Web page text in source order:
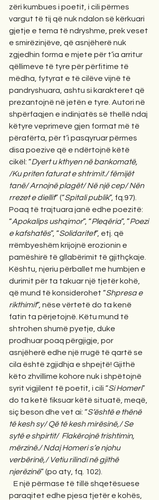
zëri kumbues i poetit, i cili përmes
vargut të tij që nuk ndalon së kërkuari
gjetje e tema të ndryshme, prek veset
e smirëzinjëve, që asnjëherë nuk
zgjedhin forma e mjete për t’ia arritur
qëllimeve të tyre për përfitime të
mëdha, fytyrat e të cilëve vijnë të
pandryshuara, ashtu si karakteret që
prezantojnë në jetën e tyre. Autori në
shpërfaqjen e indinjatës së thellë ndaj
këtyre veprimeve gjen format më të
përafërta, për t’i pasqyruar përmes
disa poezive që e ndërtojnë këtë
cikël: “Dyert u kthyen në bankomatë,
/Ku priten faturat e shtrimit./ fëmijët
tanë/ Arnojnë plagët/ Në një cep/ Nën
rrezet e diellit” (“Spitali publik”, fq.97).
Poaq të trajtuara janë edhe poezitë:
“Apokalips ushqimor”, “Pleqëria”, ”Poezi
e kafshatës”, “Solidaritet”, etj. që
rrëmbyeshëm krijojnë erozionin e
pamëshirë të gllabërimit të gjithçkaje.
Kështu, njeriu përballet me humbjen e
durimit për ta takuar një tjetër kohë,
që mund të konsiderohet “Shpresa e
rikthimit”, nëse vërtetë do ta kenë
fatin ta përjetojnë. Këtu mund të
shtrohen shumë pyetje, duke
prodhuar poaq përgjigje, por
asnjëherë edhe një rrugë të qartë se
cila është zgjidhja e shpejtë! Gjithë
këto zhvillime kohore nuk i shpëtojnë
syrit vigjilent të poetit, i cili “Si Homeri”
do ta ketë fiksuar këtë situatë, meqë,
siç beson dhe vet ai: “S’është e thënë
të kesh sy/ Që të kesh mirësinë,/ Se
sytë e shpirtit/ Flakërojnë trishtimin,
mërzinë./ Ndaj Homeri s’e njohu
verbërinë,/ Vetiu rilindi në gjithë
njerëzinë” (po aty, fq. 102).
paraqitet edhe pjesa tjetër e kohës,